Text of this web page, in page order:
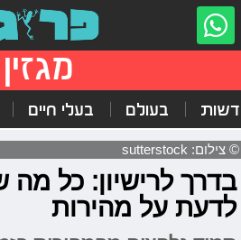
מגזין
בעולם בעלי חיים
© צילום: sutterstock
בדרך לרישיון: כל
לדעת על מהירות